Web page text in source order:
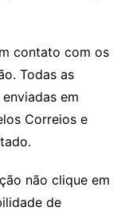
contato com os
Todas as
em
Correios e
não clique em
de